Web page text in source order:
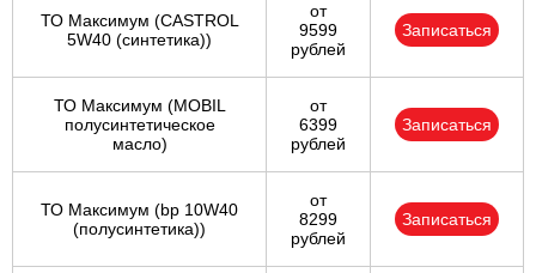
ТО Максимум (CASTROL
5W40 (синтетика))
от
9599
рублей
Записаться
ТО Максимум (MOBIL
полуcинтетическое
масло)
от
6399
рублей
Записаться
ТО Максимум (bp 10W40
(полусинтетика))
от
8299
рублей
Записаться